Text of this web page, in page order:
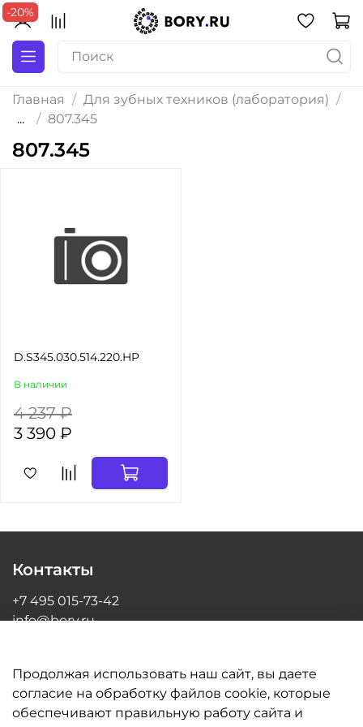
Главная
Для зубных техников (лаборатория)
...
807.345
807.345
-20%
D.S345.030.514.220.HP
В наличии
4 237 ₽
3 390 ₽
Контакты
+7 495 015-73-42
info@bory.ru
Продолжая использовать наш сайт, вы даете
согласие на обработку файлов cookie, которые
обеспечивают правильную работу сайта и